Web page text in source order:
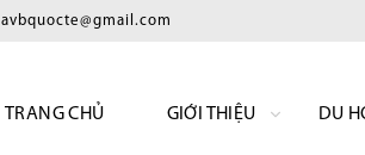
avbquocte@gmail.com
TRANG CHỦ GIỚI THIỆU DU